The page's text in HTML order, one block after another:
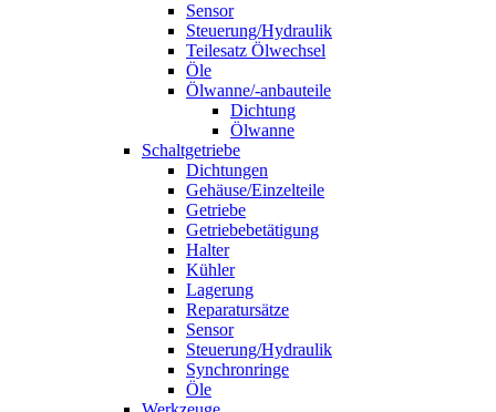
Sensor
Steuerung/Hydraulik
Teilesatz Ölwechsel
Öle
Ölwanne/-anbauteile
Dichtung
Ölwanne
Schaltgetriebe
Dichtungen
Gehäuse/Einzelteile
Getriebe
Getriebebetätigung
Halter
Kühler
Lagerung
Reparatursätze
Sensor
Steuerung/Hydraulik
Synchronringe
Öle